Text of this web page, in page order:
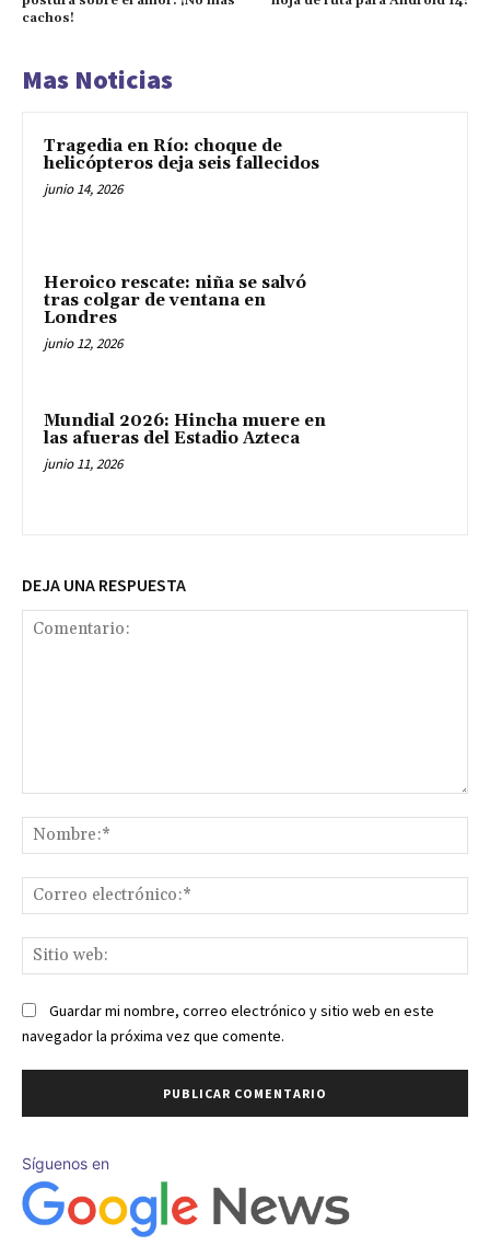
cachos!
Mas Noticias
Tragedia en Río: choque de
helicópteros deja seis fallecidos
junio 14, 2026
Heroico rescate: niña se salvó
tras colgar de ventana en
Londres
junio 12, 2026
Mundial 2026: Hincha muere en
las afueras del Estadio Azteca
junio 11, 2026
DEJA UNA RESPUESTA
Guardar mi nombre, correo electrónico y sitio web en este
navegador la próxima vez que comente.
Síguenos en